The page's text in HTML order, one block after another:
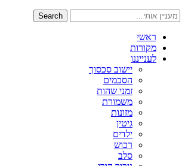
Search
ראשי
מקורות
לענייננו
יישוב סכסוך
הסכמים
זמני שהות
משמורת
מזונות
גיטין
ילדים
רכוש
סלב